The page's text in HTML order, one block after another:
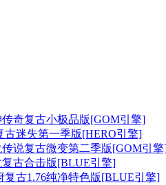
传奇复古小极品版[GOM引擎]
古迷失第一季版[HERO引擎]
传说复古微变第二季版[GOM引
复古合击版[BLUE引擎]
复古1.76纯净特色版[BLUE引擎]